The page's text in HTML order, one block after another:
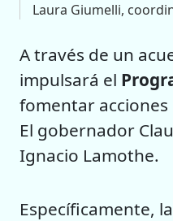
Laura Giumelli,
A través de un
impulsará el
fomentar
El gobernador
Ignacio Lamothe.
Específicamente,